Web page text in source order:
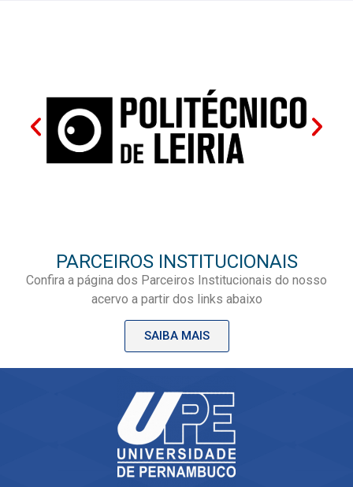
PARCEIROS INSTITUCIONAIS
Confira a página dos Parceiros Institucionais do nosso
acervo a partir dos links abaixo
SAIBA MAIS